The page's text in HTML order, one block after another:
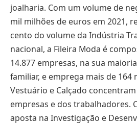
joalharia. Com um volume de
mil milhões de euros em 2021,
cento do volume da Indústria
nacional, a Fileira Moda é
14.877 empresas, na sua
familiar, e emprega mais de
Vestuário e Calçado
empresas e dos trabalhadores.
aposta na Investigação e